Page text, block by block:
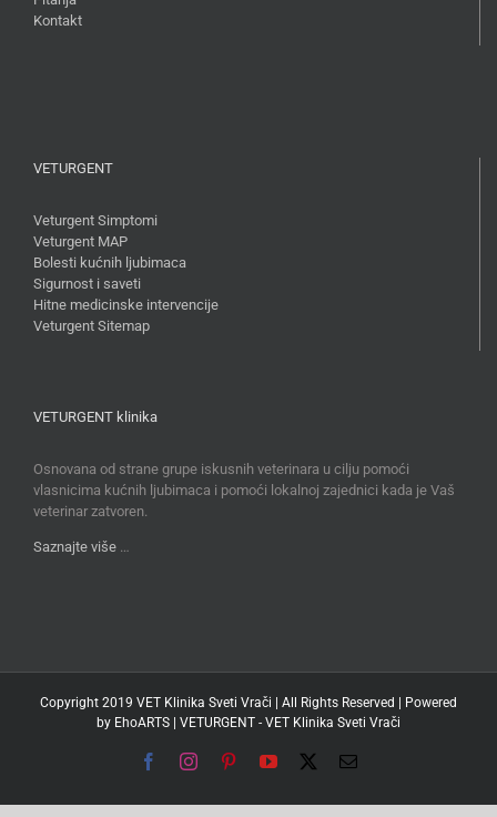
Kontakt
VETURGENT
Veturgent Simptomi
Veturgent MAP
Bolesti kućnih ljubimaca
Sigurnost i saveti
Hitne medicinske intervencije
Veturgent Sitemap
VETURGENT klinika
Osnovana od strane grupe iskusnih veterinara u cilju pomoći
vlasnicima kućnih ljubimaca i pomoći lokalnoj zajednici kada je Vaš
veterinar zatvoren.
Saznajte više …
Copyright 2019 VET Klinika Sveti Vrači | All Rights Reserved | Powered
by EhoARTS | VETURGENT - VET Klinika Sveti Vrači
FacebookInstagramPinterestYouTube Email